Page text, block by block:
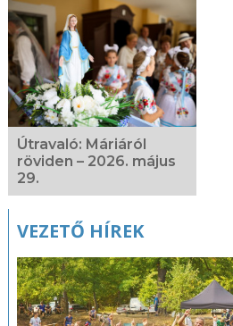
Kapcsolódó
fotógaléria
Útravaló: Máriáról
röviden – 2026. május
29.
VEZETŐ HÍREK